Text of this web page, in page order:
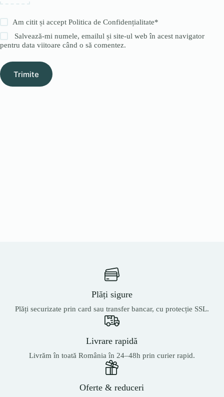
Am citit și acceptPolitica de Confidențialitate*
Salvează-mi numele, emailul și site-ul web în acest navigator
pentru data viitoare când o să comentez.
Trimite
Plăți sigure
Plăți securizate prin card sau transfer bancar, cu protecție SSL.
Livrare rapidă
Livrăm în toată România în 24–48h prin curier rapid.
Oferte & reduceri